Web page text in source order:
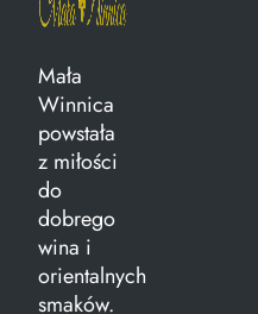
Mała
Winnica
powstała
z miłości
do
dobrego
wina i
orientalnych
smaków.